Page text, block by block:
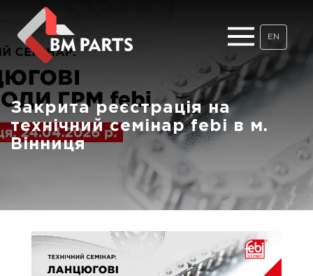
EN
Закрита реєстрація на
технічний семінар febi в м.
Вінниця